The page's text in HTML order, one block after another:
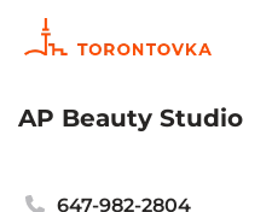
AP Beauty Studio
647-982-2804